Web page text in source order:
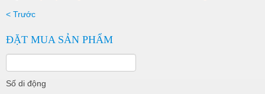
< Trước
ĐẶT MUA SẢN PHẨM
Số di động